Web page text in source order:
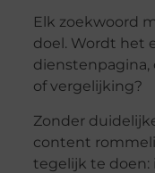
Elk zoekwoord
doel. Wordt het
dienstenpagina,
of vergelijking?
Zonder
content
tegelijk te doen: